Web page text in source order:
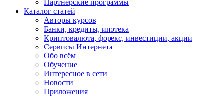
Партнерские программы
Каталог статей
Авторы курсов
Банки, кредиты, ипотека
Криптовалюта, форекс, инвестиции, акции
Сервисы Интернета
Обо всём
Обучение
Интересное в сети
Новости
Приложения